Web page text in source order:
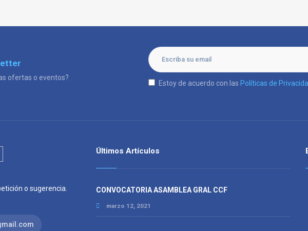
ofertas o eventos?
Estoy de acuerdo con las Políticas de
o sugerencia.
Últimos Artículos
CONVOCATORIA ASAMBLEA GRAL CCF
marzo 12, 2021